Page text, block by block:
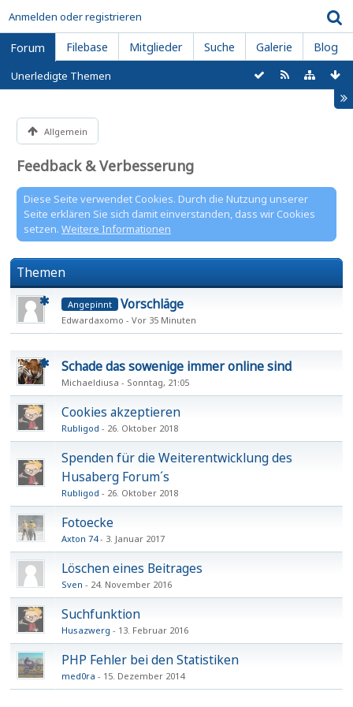
Anmelden oder registrieren
Forum Filebase Mitglieder Suche Galerie Blog
Unerledigte Themen
Allgemein
Feedback & Verbesserung
Diese Seite verwendet Cookies. Durch die Nutzung unserer
Seite erklären Sie sich damit einverstanden, dass wir Cookies
setzen. Weitere Informationen
Themen
Angepinnt Vorschläge
Edwardaxomo Vor 35 Minuten
Schade das sowenige immer online sind
Michaeldiusa Sonntag, 21:05
Cookies akzeptieren
Rubligod 26. Oktober 2018
Spenden für die Weiterentwicklung des
Husaberg Forum´s
Rubligod 26. Oktober 2018
Fotoecke
Axton 74 3. Januar 2017
Löschen eines Beitrages
Sven 24. November 2016
Suchfunktion
Husazwerg 13. Februar 2016
PHP Fehler bei den Statistiken
med0ra 15. Dezember 2014